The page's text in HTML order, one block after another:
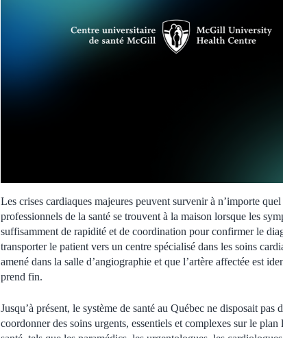
Les crises cardiaques majeures peuvent survenir à n’importe
professionnels de la santé se trouvent à la maison lorsque les
suffisamment de rapidité et de coordination pour confirmer le
transporter le patient vers un centre spécialisé dans les soins
amené dans la salle d’angiographie et que l’artère affectée est
prend fin.
Jusqu’à présent, le système de santé au Québec ne disposait
coordonner des soins urgents, essentiels et complexes sur le